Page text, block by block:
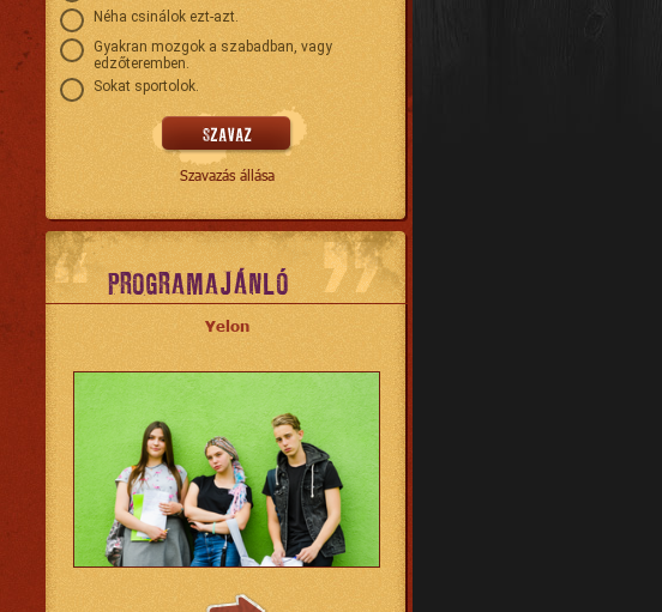
Néha csinálok ezt-azt.
Gyakran mozgok a szabadban, vagy
edzőteremben.
Sokat sportolok.
Szavazás állása
PROGRAMAJÁNLÓ
Yelon